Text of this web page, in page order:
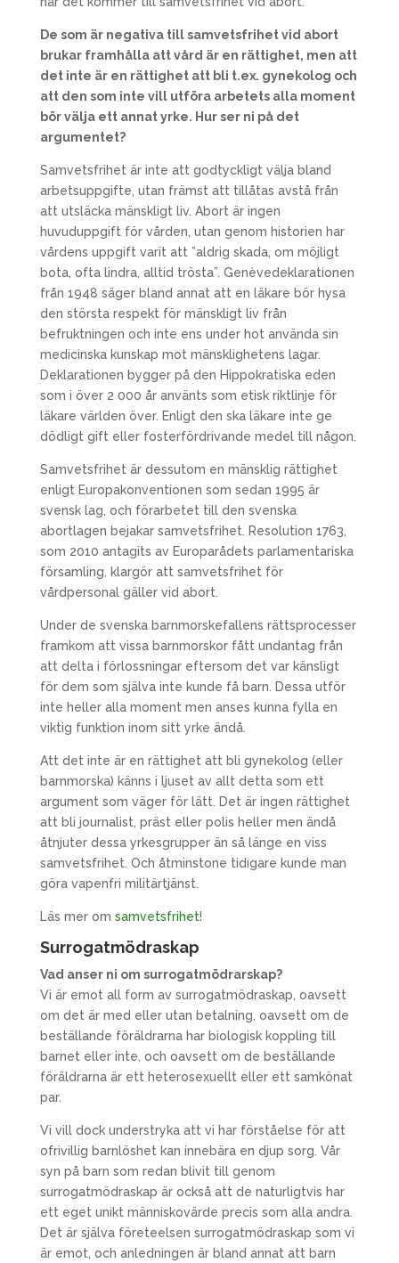
De som är negativa till samvetsfrihet vid abort
brukar framhålla att vård är en rättighet, men att
det inte är en rättighet att bli t.ex. gynekolog och
att den som inte vill utföra arbetets alla moment
bör välja ett annat yrke. Hur ser ni på det
argumentet?
Samvetsfrihet är inte att godtyckligt välja bland
arbetsuppgifte, utan främst att tillåtas avstå från
att utsläcka mänskligt liv. Abort är ingen
huvuduppgift för vården, utan genom historien har
vårdens uppgift varit att ”aldrig skada, om möjligt
bota, ofta lindra, alltid trösta”. Genèvedeklarationen
från 1948 säger bland annat att en läkare bör hysa
den största respekt för mänskligt liv från
befruktningen och inte ens under hot använda sin
medicinska kunskap mot mänsklighetens lagar.
Deklarationen bygger på den Hippokratiska eden
som i över 2 000 år använts som etisk riktlinje för
läkare världen över. Enligt den ska läkare inte ge
dödligt gift eller fosterfördrivande medel till någon.
Samvetsfrihet är dessutom en mänsklig rättighet
enligt Europakonventionen som sedan 1995 är
svensk lag, och förarbetet till den svenska
abortlagen bejakar samvetsfrihet. Resolution 1763,
som 2010 antagits av Europarådets parlamentariska
församling, klargör att samvetsfrihet för
vårdpersonal gäller vid abort.
Under de svenska barnmorskefallens rättsprocesser
framkom att vissa barnmorskor fått undantag från
att delta i förlossningar eftersom det var känsligt
för dem som själva inte kunde få barn. Dessa utför
inte heller alla moment men anses kunna fylla en
viktig funktion inom sitt yrke ändå.
Att det inte är en rättighet att bli gynekolog (eller
barnmorska) känns i ljuset av allt detta som ett
argument som väger för lätt. Det är ingen rättighet
att bli journalist, präst eller polis heller men ändå
åtnjuter dessa yrkesgrupper än så länge en viss
samvetsfrihet. Och åtminstone tidigare kunde man
göra vapenfri militärtjänst.
Läs mer om samvetsfrihet!
Surrogatmödraskap
Vad anser ni om surrogatmödrarskap?
Vi är emot all form av surrogatmödraskap, oavsett
om det är med eller utan betalning, oavsett om de
beställande föräldrarna har biologisk koppling till
barnet eller inte, och oavsett om de beställande
föräldrarna är ett heterosexuellt eller ett samkönat
par.
Vi vill dock understryka att vi har förståelse för att
ofrivillig barnlöshet kan innebära en djup sorg. Vår
syn på barn som redan blivit till genom
surrogatmödraskap är också att de naturligtvis har
ett eget unikt människovärde precis som alla andra.
Det är själva företeelsen surrogatmödraskap som vi
är emot, och anledningen är bland annat att barn